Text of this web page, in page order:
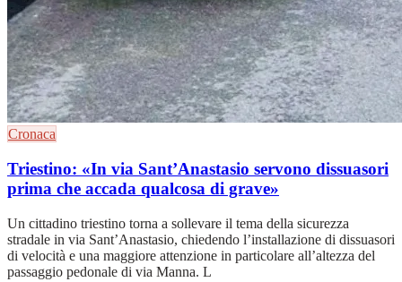
Cronaca
Triestino: «In via Sant’Anastasio servono dissuasori
prima che accada qualcosa di grave»
Un cittadino triestino torna a sollevare il tema della sicurezza
stradale in via Sant’Anastasio, chiedendo l’installazione di dissuasori
di velocità e una maggiore attenzione in particolare all’altezza del
passaggio pedonale di via Manna. L